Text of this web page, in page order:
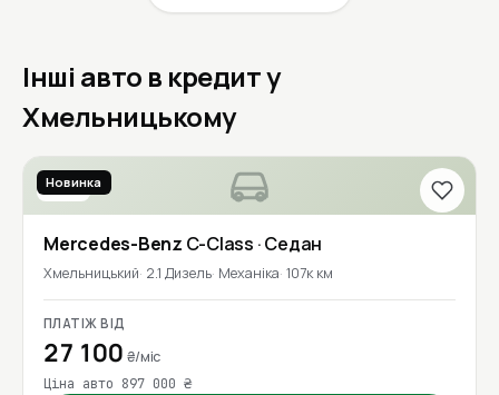
Інші авто в кредит у
Хмельницькому
2017
Новинка
Mercedes-Benz C-Class · Седан
Хмельницький 2.1 Дизель Механіка 107к км
ПЛАТІЖ ВІД
27 100 ₴/міс
Ціна авто 897 000 ₴